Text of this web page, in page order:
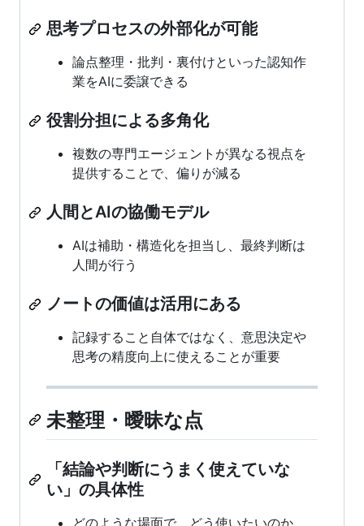
思考プロセスの外部化が可能
論点整理・批判・裏付けといった認知作
業をAIに委譲できる
役割分担による多角化
複数の専門エージェントが異なる視点を
提供することで、偏りが減る
人間とAIの協働モデル
AIは補助・構造化を担当し、最終判断は
人間が行う
ノートの価値は活用にある
記録すること自体ではなく、意思決定や
思考の精度向上に使えることが重要
未整理・曖昧な点
「結論や判断にうまく使えていな
い」の具体性
どのような場面で、どう使いたいのか